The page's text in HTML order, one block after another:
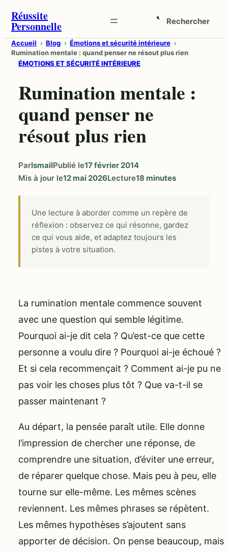
Aller
au
contenu
Réussite
Personnelle Rechercher
Ouvrir
la
recherche
Accueil Blog
Émotions et sécurité intérieure
Rumination mentale : quand penser ne résout plus rien
ÉMOTIONS ET SÉCURITÉ INTÉRIEURE
Rumination mentale :
quand penser ne
résout plus rien
ParIsmailPublié le17 février 2014
Mis à jour le12 mai 2026Lecture18 minutes
Une lecture à aborder comme un repère de
réflexion : observez ce qui résonne, gardez
ce qui vous aide, et adaptez toujours les
pistes à votre situation.
La rumination mentale commence souvent
avec une question qui semble légitime.
Pourquoi ai-je dit cela ? Qu’est-ce que cette
personne a voulu dire ? Pourquoi ai-je échoué ?
Et si cela recommençait ? Comment ai-je pu ne
pas voir les choses plus tôt ? Que va-t-il se
passer maintenant ?
Au départ, la pensée paraît utile. Elle donne
l’impression de chercher une réponse, de
comprendre une situation, d’éviter une erreur,
de réparer quelque chose. Mais peu à peu, elle
tourne sur elle-même. Les mêmes scènes
reviennent. Les mêmes phrases se répètent.
Les mêmes hypothèses s’ajoutent sans
apporter de décision. On pense beaucoup, mais